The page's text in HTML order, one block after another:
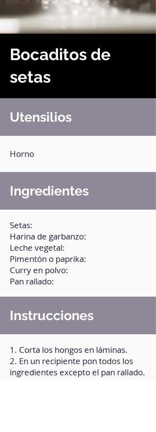
Bocaditos de
setas
Utensilios
Horno
Ingredientes
Setas:
Harina de garbanzo:
Leche vegetal:
Pimentón o paprika:
Curry en polvo:
Pan rallado:
Instrucciones
1. Corta los hongos en láminas.
2. En un recipiente pon todos los
ingredientes excepto el pan rallado.